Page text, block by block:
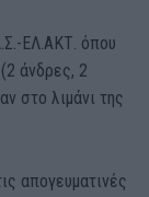
ΕΛ.ΑΚΤ. όπου
άνδρες, 2
στο λιμάνι της
απογευματινές